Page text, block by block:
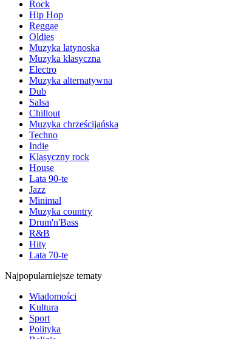
Rock
Hip Hop
Reggae
Oldies
Muzyka latynoska
Muzyka klasyczna
Electro
Muzyka alternatywna
Dub
Salsa
Chillout
Muzyka chrześcijańska
Techno
Indie
Klasyczny rock
House
Lata 90-te
Jazz
Minimal
Muzyka country
Drum'n'Bass
R&B
Hity
Lata 70-te
Najpopularniejsze tematy
Wiadomości
Kultura
Sport
Polityka